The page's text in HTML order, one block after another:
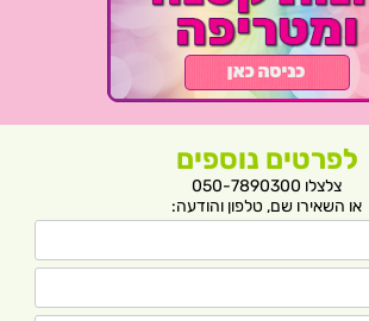
לפרטים נוספים
צלצלו 050-7890300
או השאירו שם, טלפון והודעה: